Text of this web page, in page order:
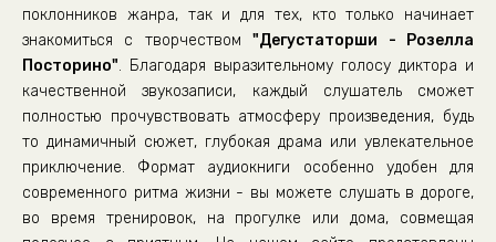
Глава 27
Глава 29
Глава 30
Глава 31
Глава 32
Глава 33
поклонников жанра, так и для тех, кто только начинает
знакомиться с творчеством"Дегустаторши - Розелла
Посторино". Благодаря выразительному голосу диктора и
качественной звукозаписи, каждый слушатель сможет
полностью прочувствовать атмосферу произведения, будь
то динамичный сюжет, глубокая драма или увлекательное
приключение. Формат аудиокниги особенно удобен для
современного ритма жизни - вы можете слушать в дороге,
во время тренировок, на прогулке или дома, совмещая